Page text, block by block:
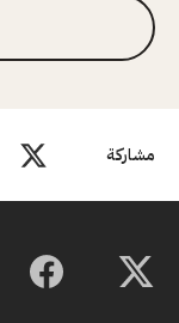
مشاركة